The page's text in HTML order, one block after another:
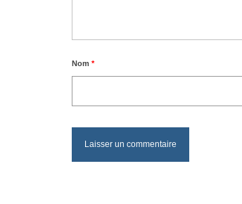
Nom *